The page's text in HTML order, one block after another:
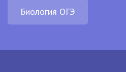
Биология ОГЭ